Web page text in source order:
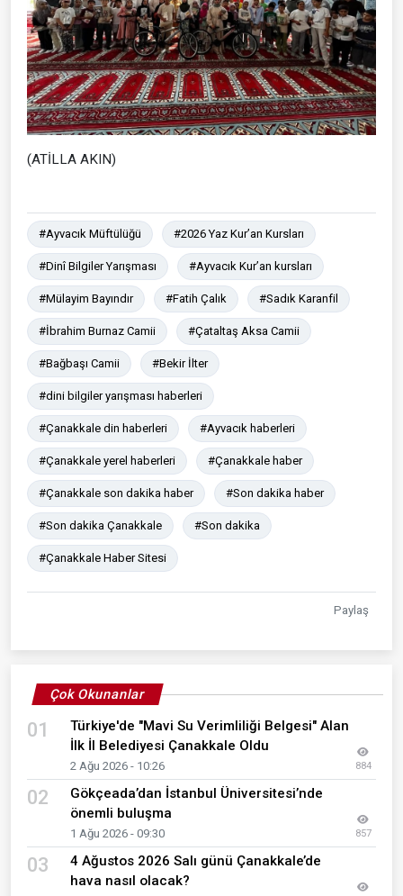
(ATİLLA AKIN)
#Ayvacık Müftülüğü #2026 Yaz Kur’an Kursları
#Dinî Bilgiler Yarışması #Ayvacık Kur’an kursları
#Mülayim Bayındır #Fatih Çalık #Sadık Karanfil
#İbrahim Burnaz Camii #Çataltaş Aksa Camii
#Bağbaşı Camii #Bekir İlter
#dini bilgiler yarışması haberleri
#Çanakkale din haberleri #Ayvacık haberleri
#Çanakkale yerel haberleri #Çanakkale haber
#Çanakkale son dakika haber #Son dakika haber
#Son dakika Çanakkale #Son dakika
#Çanakkale Haber Sitesi
Paylaş
Çok Okunanlar
01
Türkiye'de "Mavi Su Verimliliği Belgesi" Alan
İlk İl Belediyesi Çanakkale Oldu
2 Ağu 2026 - 10:26 884
02
Gökçeada’dan İstanbul Üniversitesi’nde
önemli buluşma
1 Ağu 2026 - 09:30 857
03
4 Ağustos 2026 Salı günü Çanakkale’de
hava nasıl olacak?